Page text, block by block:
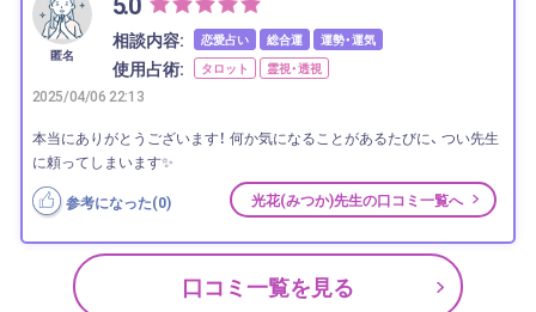
匿名
相談内容: 恋愛占い 総合運 運勢・運気
使用占術: タロット 霊視・透視
2025/04/06 22:13
本当にありがとうございます！ 何か気になることがあるたびに、 つい先生
に頼ってしまいます✨
参考になった(0) 光花(みつか)先生の口コミ一覧へ
口コミ一覧を見る